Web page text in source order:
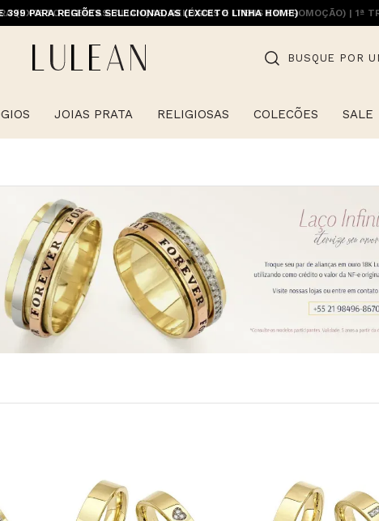
399 PARA REGIÕES SELECIONADAS (EXCETO LINHA HOME)
BUSQUE POR
JOIAS PRATA RELIGIOSAS COLECÕES SALE